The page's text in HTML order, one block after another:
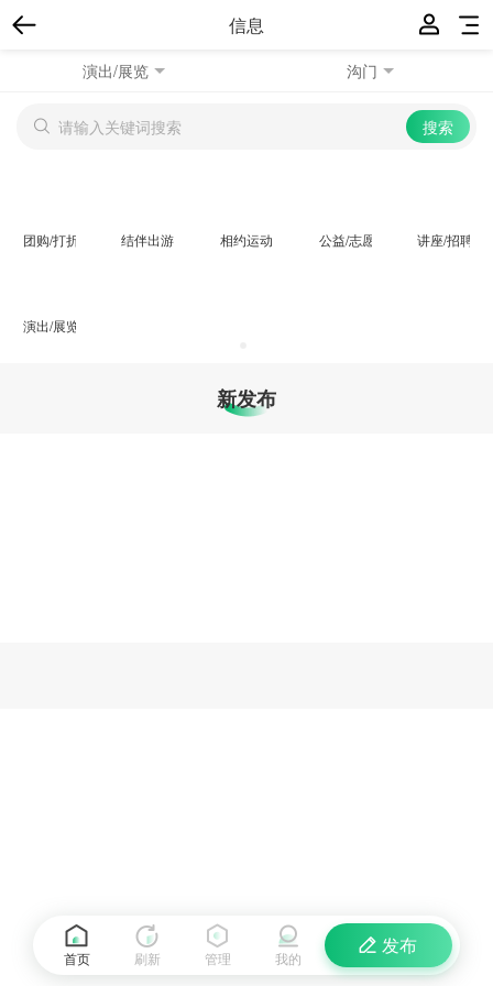
信息
演出/展览 沟门
团购/打折 结伴出游 相约运动 公益/志愿者 讲座/招聘会
演出/展览
新发布
首页 刷新
发布
管理 我的